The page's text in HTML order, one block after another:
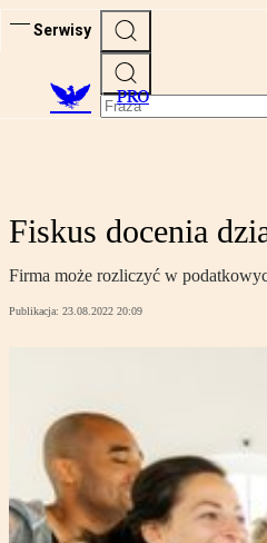
Serwisy
PRO
Fiskus docenia
Firma może rozliczyć w
Publikacja: 23.08.2022 20:09